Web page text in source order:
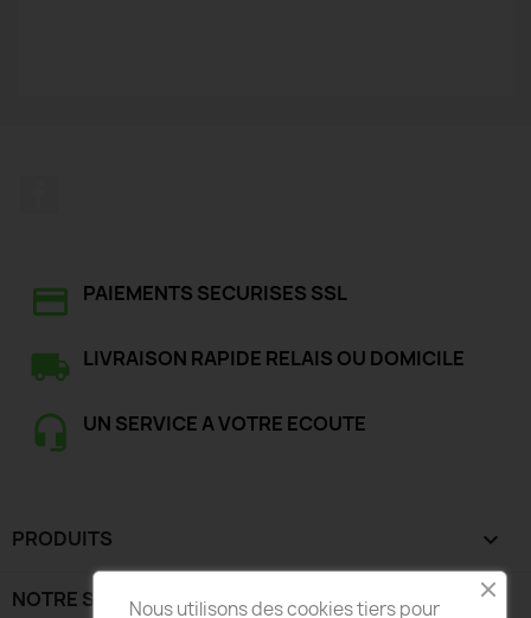
PAIEMENTS SECURISES SSL
LIVRAISON RAPIDE RELAIS OU DOMICILE
UN SERVICE A VOTRE ECOUTE
PRODUITS 
NOTRE SOCIÉTÉ 
Nous utilisons des cookies tiers pour